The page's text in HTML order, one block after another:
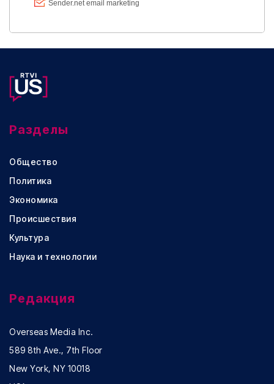
Разделы
Общество
Политика
Экономика
Происшествия
Культура
Наука и технологии
Редакция
Overseas Media Inc.
589 8th Ave., 7th Floor
New York, NY 10018